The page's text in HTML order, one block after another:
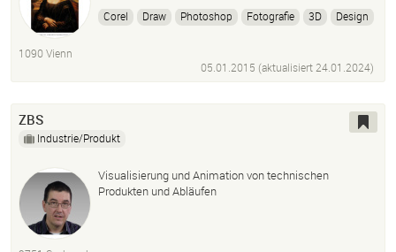
Corel Draw Photoshop Fotografie 3D
Design
1090 Vienn
05.01.2015 (aktualisiert24.01.2024)
ZBS
Industrie/Produkt
Visualisierung und Animation von technischen
Produkten und Abläufen